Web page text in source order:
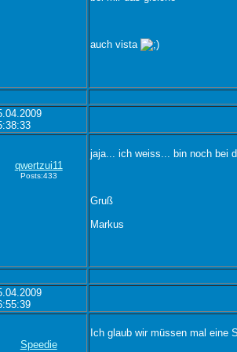
auch vista
qwertzui11
Posts:433
jaja... ich weiss... bin noch bei
Gruß
Markus
Speedie
Ich glaub wir müssen mal eine